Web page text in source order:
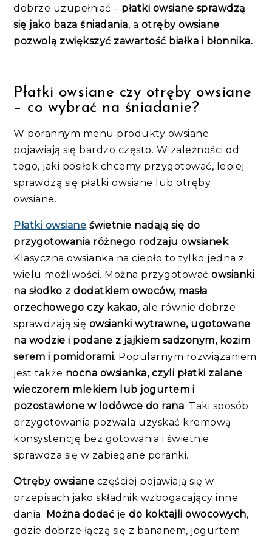
dobrze uzupełniać – płatki owsiane sprawdzą
się jako baza śniadania, a otręby owsiane
pozwolą zwiększyć zawartość białka i błonnika.
Płatki owsiane czy otręby owsiane
– co wybrać na śniadanie?
W porannym menu produkty owsiane
pojawiają się bardzo często. W zależności od
tego, jaki posiłek chcemy przygotować, lepiej
sprawdzą się płatki owsiane lub otręby
owsiane.
Płatki owsiane świetnie nadają się do
przygotowania różnego rodzaju owsianek.
Klasyczna owsianka na ciepło to tylko jedna z
wielu możliwości. Można przygotowaćowsianki
na słodko z dodatkiem owoców, masła
orzechowego czy kakao, ale równie dobrze
sprawdzają się owsianki wytrawne, ugotowane
na wodzie i podane z jajkiem sadzonym, kozim
serem i pomidorami. Popularnym rozwiązaniem
jest także nocna owsianka, czyli płatki zalane
wieczorem mlekiem lub jogurtem i
pozostawione w lodówce do rana. Taki sposób
przygotowania pozwala uzyskać kremową
konsystencję bez gotowania i świetnie
sprawdza się w zabiegane poranki.
Otręby owsiane częściej pojawiają się w
przepisach jako składnik wzbogacający inne
dania. Można dodać jedo koktajli owocowych,
gdzie dobrze łączą się z bananem, jogurtem